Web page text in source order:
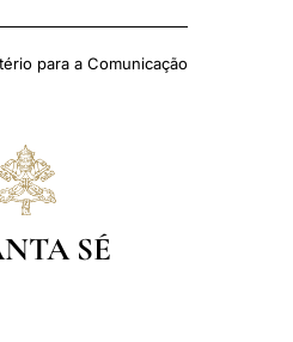
para a Comunicação
SÉ